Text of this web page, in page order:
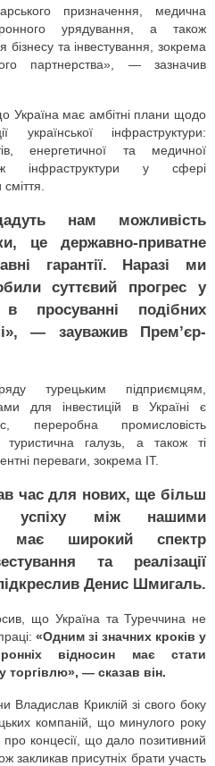
призначення, медична
урядування, а також
та інвестування, зокрема
партнерства», — зазначив
Україна має амбітні плани щодо
української інфраструктури:
енергетичної та медичної
інфраструктури у сфері
нам можливість
це державно-приватне
гарантії. Наразі ми
суттєвий прогрес у
просуванні подібних
— зауважив Прем’єр-
турецьким підприємцям,
для інвестицій в Україні є
переробна промисловість
туристична галузь, а також ті
переваги, зокрема ІТ.
час для нових, ще більш
успіху між нашими
має широкий спектр
та реалізації
Денис Шмигаль.
що Україна та Туреччина не
«Одним зі значних кроків у
відносин має стати
торгівлю», — сказав він.
Владислав Криклій зі свого боку
компаній, що минулого року
про концесії, що дало позитивний
закликав присутніх брати участь